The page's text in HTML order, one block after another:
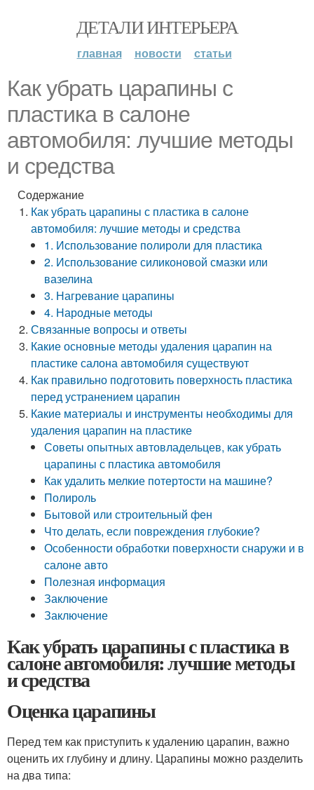
ДЕТАЛИ ИНТЕРЬЕРА
главная новости статьи
Как убрать царапины с
пластика в салоне
автомобиля: лучшие методы
и средства
Содержание
Как убрать царапины с пластика в салоне
автомобиля: лучшие методы и средства
1. Использование полироли для пластика
2. Использование силиконовой смазки или
вазелина
3. Нагревание царапины
4. Народные методы
Связанные вопросы и ответы
Какие основные методы удаления царапин на
пластике салона автомобиля существуют
Как правильно подготовить поверхность пластика
перед устранением царапин
Какие материалы и инструменты необходимы для
удаления царапин на пластике
Советы опытных автовладельцев, как убрать
царапины с пластика автомобиля
Как удалить мелкие потертости на машине?
Полироль
Бытовой или строительный фен
Что делать, если повреждения глубокие?
Особенности обработки поверхности снаружи и в
салоне авто
Полезная информация
Заключение
Заключение
Как убрать царапины с пластика в
салоне автомобиля: лучшие методы
и средства
Оценка царапины
Перед тем как приступить к удалению царапин, важно
оценить их глубину и длину. Царапины можно разделить
на два типа: